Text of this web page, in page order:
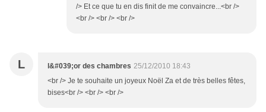
/> Et ce que tu en dis finit de me convaincre...<br />
<br /> <br /> <br />
L l&#039;or des chambres 25/12/2010 18:43
<br /> Je te souhaite un joyeux Noël Za et de très belles fêtes,
bises<br /> <br /> <br />